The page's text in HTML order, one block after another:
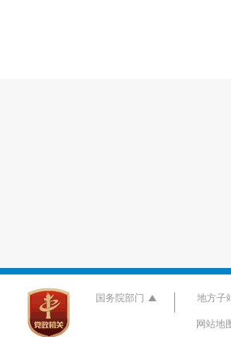
国务院部门 地方子
网站地